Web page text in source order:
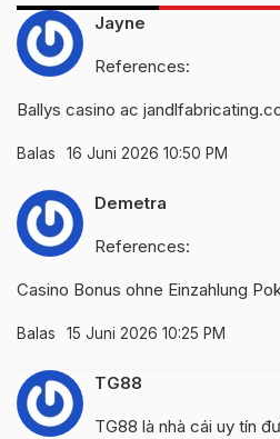
Jayne
References:
Ballys casino ac
Balas 16 Juni 2026 10:50 PM
Demetra
References:
Casino Bonus ohne Einzahlung
Balas 15 Juni 2026 10:25 PM
TG88
TG88 là nhà cái uy tín